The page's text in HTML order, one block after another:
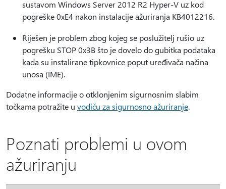
sustavom Windows Server 2012 R2 Hyper-V uz kod
pogreške 0xE4 nakon instalacije ažuriranja KB4012216.
Riješen je problem zbog kojeg se poslužitelj rušio uz
pogrešku STOP 0x3B što je dovelo do gubitka podataka
kada su instalirane tipkovnice poput uređivača načina
unosa (IME).
Dodatne informacije o otklonjenim sigurnosnim slabim
točkama potražite u vodiču za sigurnosno ažuriranje.
Poznati problemi u ovom
ažuriranju